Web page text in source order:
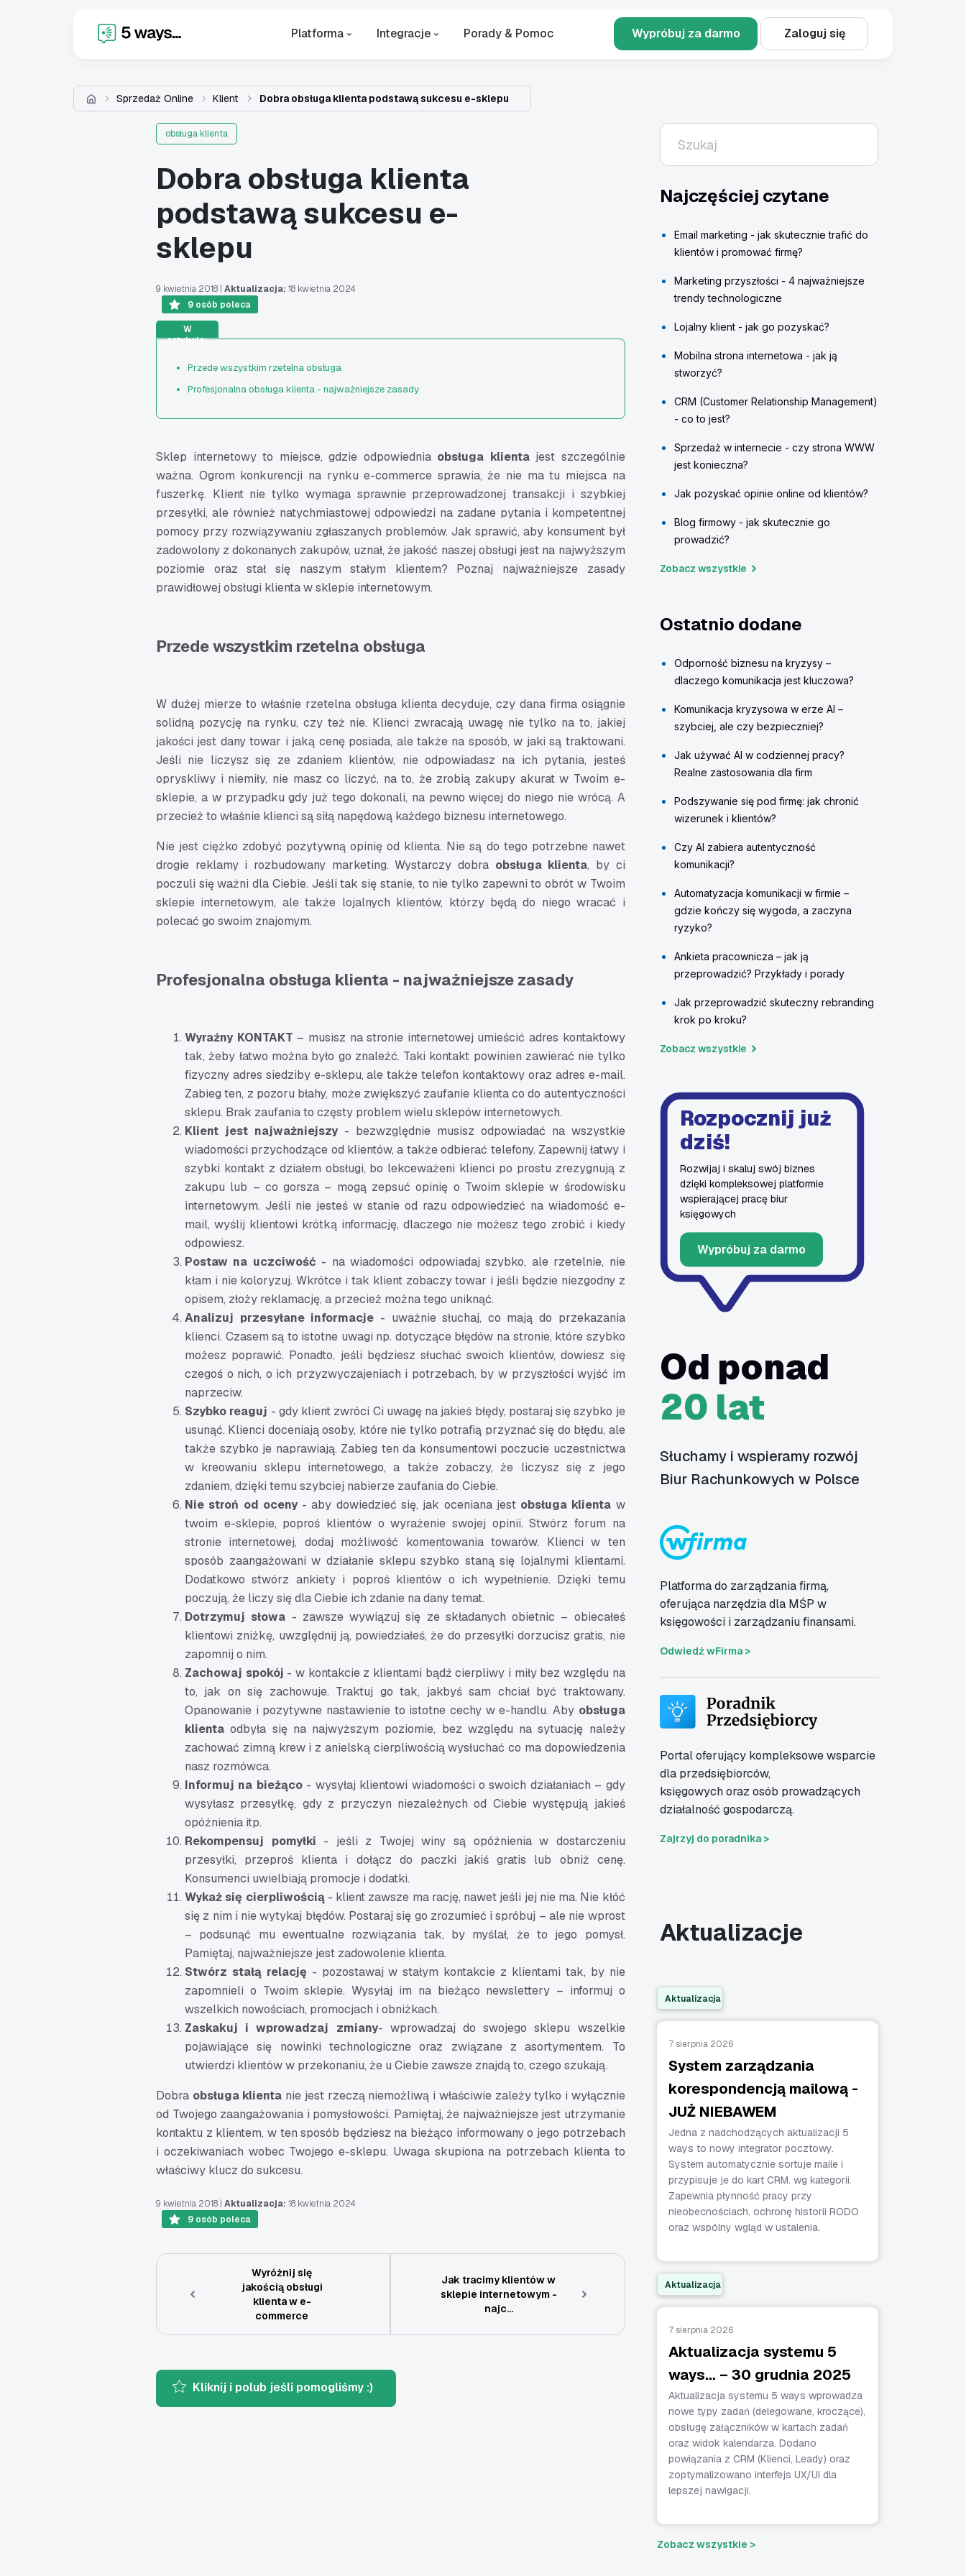
Platforma
Integracje Porady & Pomoc Wypróbuj za darmo Zaloguj się
Sprzedaż Online Klient Dobra obsługa klienta podstawą sukcesu e-sklepu
obsługa klienta
Dobra obsługa klienta
podstawą sukcesu e-
sklepu
9 kwietnia 2018 Aktualizacja: 18 kwietnia 2024
9 osób poleca
W
artykule:
Przede wszystkim rzetelna obsługa
Profesjonalna obsługa klienta - najważniejsze zasady
Sklep internetowy to miejsce, gdzie odpowiednia obsługa klientajest szczególnie
ważna. Ogrom konkurencji na rynku e-commerce sprawia, że nie ma tu miejsca na
fuszerkę. Klient nie tylko wymaga sprawnie przeprowadzonej transakcji i szybkiej
przesyłki, ale również natychmiastowej odpowiedzi na zadane pytania i kompetentnej
pomocy przy rozwiązywaniu zgłaszanych problemów. Jak sprawić, aby konsument był
zadowolony z dokonanych zakupów, uznał, że jakość naszej obsługi jest na najwyższym
poziomie oraz stał się naszym stałym klientem? Poznaj najważniejsze zasady
prawidłowej obsługi klienta w sklepie internetowym.
Przede wszystkim rzetelna obsługa
W dużej mierze to właśnie rzetelna obsługa klienta decyduje, czy dana firma osiągnie
solidną pozycję na rynku, czy też nie. Klienci zwracają uwagę nie tylko na to, jakiej
jakości jest dany towar i jaką cenę posiada, ale także na sposób, w jaki są traktowani.
Jeśli nie liczysz się ze zdaniem klientów, nie odpowiadasz na ich pytania, jesteś
opryskliwy i niemiły, nie masz co liczyć, na to, że zrobią zakupy akurat w Twoim e-
sklepie, a w przypadku gdy już tego dokonali, na pewno więcej do niego nie wrócą. A
przecież to właśnie klienci są siłą napędową każdego biznesu internetowego.
Nie jest ciężko zdobyć pozytywną opinię od klienta. Nie są do tego potrzebne nawet
drogie reklamy i rozbudowany marketing. Wystarczy dobra obsługa klienta, by ci
poczuli się ważni dla Ciebie. Jeśli tak się stanie, to nie tylko zapewni to obrót w Twoim
sklepie internetowym, ale także lojalnych klientów, którzy będą do niego wracać i
polecać go swoim znajomym.
Profesjonalna obsługa klienta - najważniejsze zasady
Wyraźny KONTAKT – musisz na stronie internetowej umieścić adres kontaktowy
tak, żeby łatwo można było go znaleźć. Taki kontakt powinien zawierać nie tylko
fizyczny adres siedziby e-sklepu, ale także telefon kontaktowy oraz adres e-mail.
Zabieg ten, z pozoru błahy, może zwiększyć zaufanie klienta co do autentyczności
sklepu. Brak zaufania to częsty problem wielu sklepów internetowych.
Klient jest najważniejszy- bezwzględnie musisz odpowiadać na wszystkie
wiadomości przychodzące od klientów, a także odbierać telefony. Zapewnij łatwy i
szybki kontakt z działem obsługi, bo lekceważeni klienci po prostu zrezygnują z
zakupu lub – co gorsza – mogą zepsuć opinię o Twoim sklepie w środowisku
internetowym. Jeśli nie jesteś w stanie od razu odpowiedzieć na wiadomość e-
mail, wyślij klientowi krótką informację, dlaczego nie możesz tego zrobić i kiedy
odpowiesz.
Postaw na uczciwość - na wiadomości odpowiadaj szybko, ale rzetelnie, nie
kłam i nie koloryzuj. Wkrótce i tak klient zobaczy towar i jeśli będzie niezgodny z
opisem, złoży reklamację, a przecież można tego uniknąć.
Analizuj przesyłane informacje - uważnie słuchaj, co mają do przekazania
klienci. Czasem są to istotne uwagi np. dotyczące błędów na stronie, które szybko
możesz poprawić. Ponadto, jeśli będziesz słuchać swoich klientów, dowiesz się
czegoś o nich, o ich przyzwyczajeniach i potrzebach, by w przyszłości wyjść im
naprzeciw.
Szybko reaguj - gdy klient zwróci Ci uwagę na jakieś błędy, postaraj się szybko je
usunąć. Klienci doceniają osoby, które nie tylko potrafią przyznać się do błędu, ale
także szybko je naprawiają. Zabieg ten da konsumentowi poczucie uczestnictwa
w kreowaniu sklepu internetowego, a także zobaczy, że liczysz się z jego
zdaniem, dzięki temu szybciej nabierze zaufania do Ciebie.
Nie stroń od oceny- aby dowiedzieć się, jak oceniana jest obsługa klienta w
twoim e-sklepie, poproś klientów o wyrażenie swojej opinii. Stwórz forum na
stronie internetowej, dodaj możliwość komentowania towarów. Klienci w ten
sposób zaangażowani w działanie sklepu szybko staną się lojalnymi klientami.
Dodatkowo stwórz ankiety i poproś klientów o ich wypełnienie. Dzięki temu
poczują, że liczy się dla Ciebie ich zdanie na dany temat.
Dotrzymuj słowa - zawsze wywiązuj się ze składanych obietnic – obiecałeś
klientowi zniżkę, uwzględnij ją, powiedziałeś, że do przesyłki dorzucisz gratis, nie
zapomnij o nim.
Zachowaj spokój - w kontakcie z klientami bądź cierpliwy i miły bez względu na
to, jak on się zachowuje. Traktuj go tak, jakbyś sam chciał być traktowany.
Opanowanie i pozytywne nastawienie to istotne cechy w e-handlu. Aby obsługa
klienta odbyła się na najwyższym poziomie, bez względu na sytuację należy
zachować zimną krew i z anielską cierpliwością wysłuchać co ma dopowiedzenia
nasz rozmówca.
Informuj na bieżąco- wysyłaj klientowi wiadomości o swoich działaniach – gdy
wysyłasz przesyłkę, gdy z przyczyn niezależnych od Ciebie występują jakieś
opóźnienia itp.
Rekompensuj pomyłki - jeśli z Twojej winy są opóźnienia w dostarczeniu
przesyłki, przeproś klienta i dołącz do paczki jakiś gratis lub obniż cenę.
Konsumenci uwielbiają promocje i dodatki.
Wykaż się cierpliwością- klient zawsze ma rację, nawet jeśli jej nie ma. Nie kłóć
się z nim i nie wytykaj błędów. Postaraj się go zrozumieć i spróbuj – ale nie wprost
– podsunąć mu ewentualne rozwiązania tak, by myślał, że to jego pomysł.
Pamiętaj, najważniejsze jest zadowolenie klienta.
Stwórz stałą relację - pozostawaj w stałym kontakcie z klientami tak, by nie
zapomnieli o Twoim sklepie. Wysyłaj im na bieżąco newslettery – informuj o
wszelkich nowościach, promocjach i obniżkach.
Zaskakuj i wprowadzaj zmiany- wprowadzaj do swojego sklepu wszelkie
pojawiające się nowinki technologiczne oraz związane z asortymentem. To
utwierdzi klientów w przekonaniu, że u Ciebie zawsze znajdą to, czego szukają.
Dobra obsługa klienta nie jest rzeczą niemożliwą i właściwie zależy tylko i wyłącznie
od Twojego zaangażowania i pomysłowości. Pamiętaj, że najważniejsze jest utrzymanie
kontaktu z klientem, w ten sposób będziesz na bieżąco informowany o jego potrzebach
i oczekiwaniach wobec Twojego e-sklepu. Uwaga skupiona na potrzebach klienta to
właściwy klucz do sukcesu.
9 kwietnia 2018 Aktualizacja: 18 kwietnia 2024
9 osób poleca
Wyróżnij się
jakością obsługi
klienta w e-
commerce
Jak tracimy klientów w
sklepie internetowym -
najc...
Kliknij i polub jeśli pomogliśmy :)
Najczęściej czytane
Email marketing - jak skutecznie trafić do
klientów i promować firmę?
Marketing przyszłości - 4 najważniejsze
trendy technologiczne
Lojalny klient - jak go pozyskać?
Mobilna strona internetowa - jak ją
stworzyć?
CRM (Customer Relationship Management)
- co to jest?
Sprzedaż w internecie - czy strona WWW
jest konieczna?
Jak pozyskać opinie online od klientów?
Blog firmowy - jak skutecznie go
prowadzić?
Zobacz wszystkie
Ostatnio dodane
Odporność biznesu na kryzysy –
dlaczego komunikacja jest kluczowa?
Komunikacja kryzysowa w erze AI –
szybciej, ale czy bezpieczniej?
Jak używać AI w codziennej pracy?
Realne zastosowania dla firm
Podszywanie się pod firmę: jak chronić
wizerunek i klientów?
Czy AI zabiera autentyczność
komunikacji?
Automatyzacja komunikacji w firmie –
gdzie kończy się wygoda, a zaczyna
ryzyko?
Ankieta pracownicza – jak ją
przeprowadzić? Przykłady i porady
Jak przeprowadzić skuteczny rebranding
krok po kroku?
Zobacz wszystkie
Rozpocznij już
dziś!
Rozwijaj i skaluj swój biznes
dzięki kompleksowej platformie
wspierającej pracę biur
księgowych
Wypróbuj za darmo
Od ponad
20 lat
Słuchamy i wspieramy rozwój
Biur Rachunkowych w Polsce
Platforma do zarządzania firmą,
oferująca narzędzia dla MŚP w
księgowości i zarządzaniu finansami.
Odwiedź wFirma >
Portal oferujący kompleksowe wsparcie
dla przedsiębiorców,
księgowych oraz osób prowadzących
działalność gospodarczą.
Zajrzyj do poradnika >
Aktualizacje
Aktualizacja
7 sierpnia 2026
System zarządzania
korespondencją mailową -
JUŻ NIEBAWEM
Jedna z nadchodzących aktualizacji 5
ways to nowy integrator pocztowy.
System automatycznie sortuje maile i
przypisuje je do kart CRM. wg kategorii.
Zapewnia płynność pracy przy
nieobecnościach, ochronę historii RODO
oraz wspólny wgląd w ustalenia.
Aktualizacja
7 sierpnia 2026
Aktualizacja systemu 5
ways… – 30 grudnia 2025
Aktualizacja systemu 5 ways wprowadza
nowe typy zadań (delegowane, kroczące),
obsługę załączników w kartach zadań
oraz widok kalendarza. Dodano
powiązania z CRM (Klienci, Leady) oraz
zoptymalizowano interfejs UX/UI dla
lepszej nawigacji.
Zobacz wszystkie >